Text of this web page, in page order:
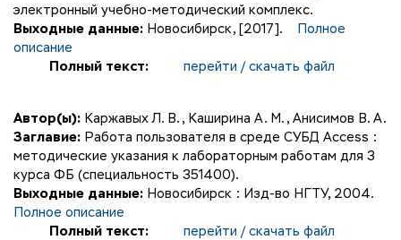
электронный учебно-методический комплекс.
Выходные данные: Новосибирск, [2017].
Полное
описание
Полный текст:
перейти / скачать файл
Автор(ы): Каржавых Л. В. , Каширина А. М. , Анисимов В. А.
Заглавие: Работа пользователя в среде СУБД Ассеss :
методические указания к лабораторным работам для 3
курса ФБ (специальность 351400).
Выходные данные: Новосибирск : Изд-во НГТУ, 2004.
Полное описание
Полный текст:
перейти / скачать файл